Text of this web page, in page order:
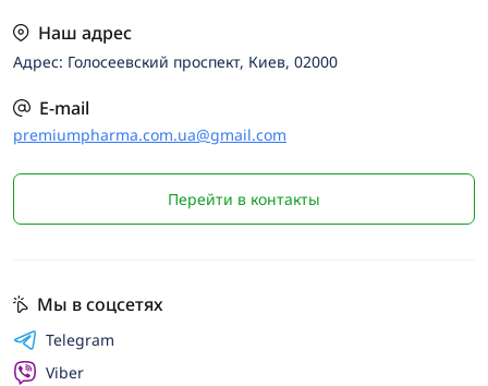
Наш адрес
Адрес: Голосеевский проспект, Киев, 02000
E-mail
premiumpharma.com.ua@gmail.com
Перейти в контакты
Мы в соцсетях
Telegram
Viber